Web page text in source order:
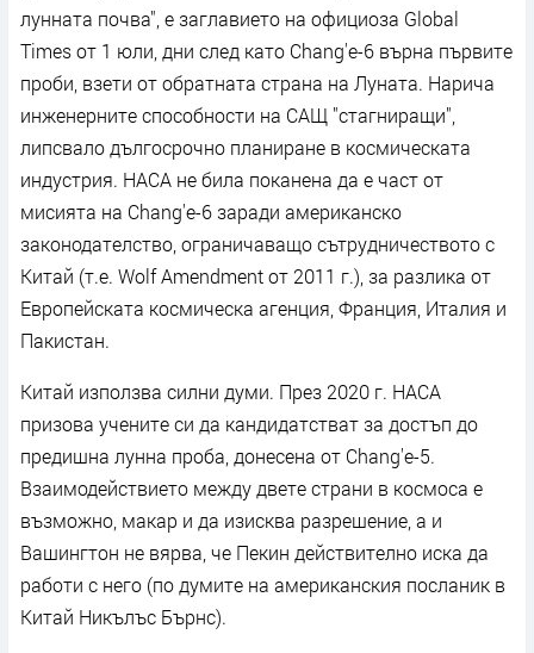
лунната почва", е заглавието на официоза Global
Times от 1 юли, дни след като Chang'e-6 върна първите
проби, взети от обратната страна на Луната. Нарича
инженерните способности на САЩ "стагниращи",
липсвало дългосрочно планиране в космическата
индустрия. НАСА не била поканена да е част от
мисията на Chang'e-6 заради американско
законодателство, ограничаващо сътрудничеството с
Китай (т.е. Wolf Amendment от 2011 г.), за разлика от
Европейската космическа агенция, Франция, Италия и
Пакистан.
Китай използва силни думи. През 2020 г. НАСА
призова учените си да кандидатстват за достъп до
предишна лунна проба, донесена от Chang'e-5.
Взаимодействието между двете страни в космоса е
възможно, макар и да изисква разрешение, а и
Вашингтон не вярва, че Пекин действително иска да
работи с него (по думите на американския посланик в
Китай Никълъс Бърнс).